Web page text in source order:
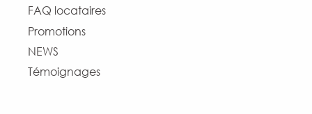
FAQ locataires
Promotions
NEWS
Témoignages